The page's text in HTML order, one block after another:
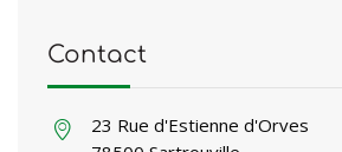
Contact
23 Rue d'Estienne d'Orves